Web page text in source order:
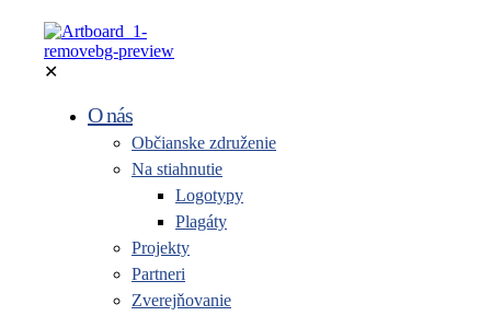
✕
O nás
Občianske združenie
Na stiahnutie
Logotypy
Plagáty
Projekty
Partneri
Zverejňovanie